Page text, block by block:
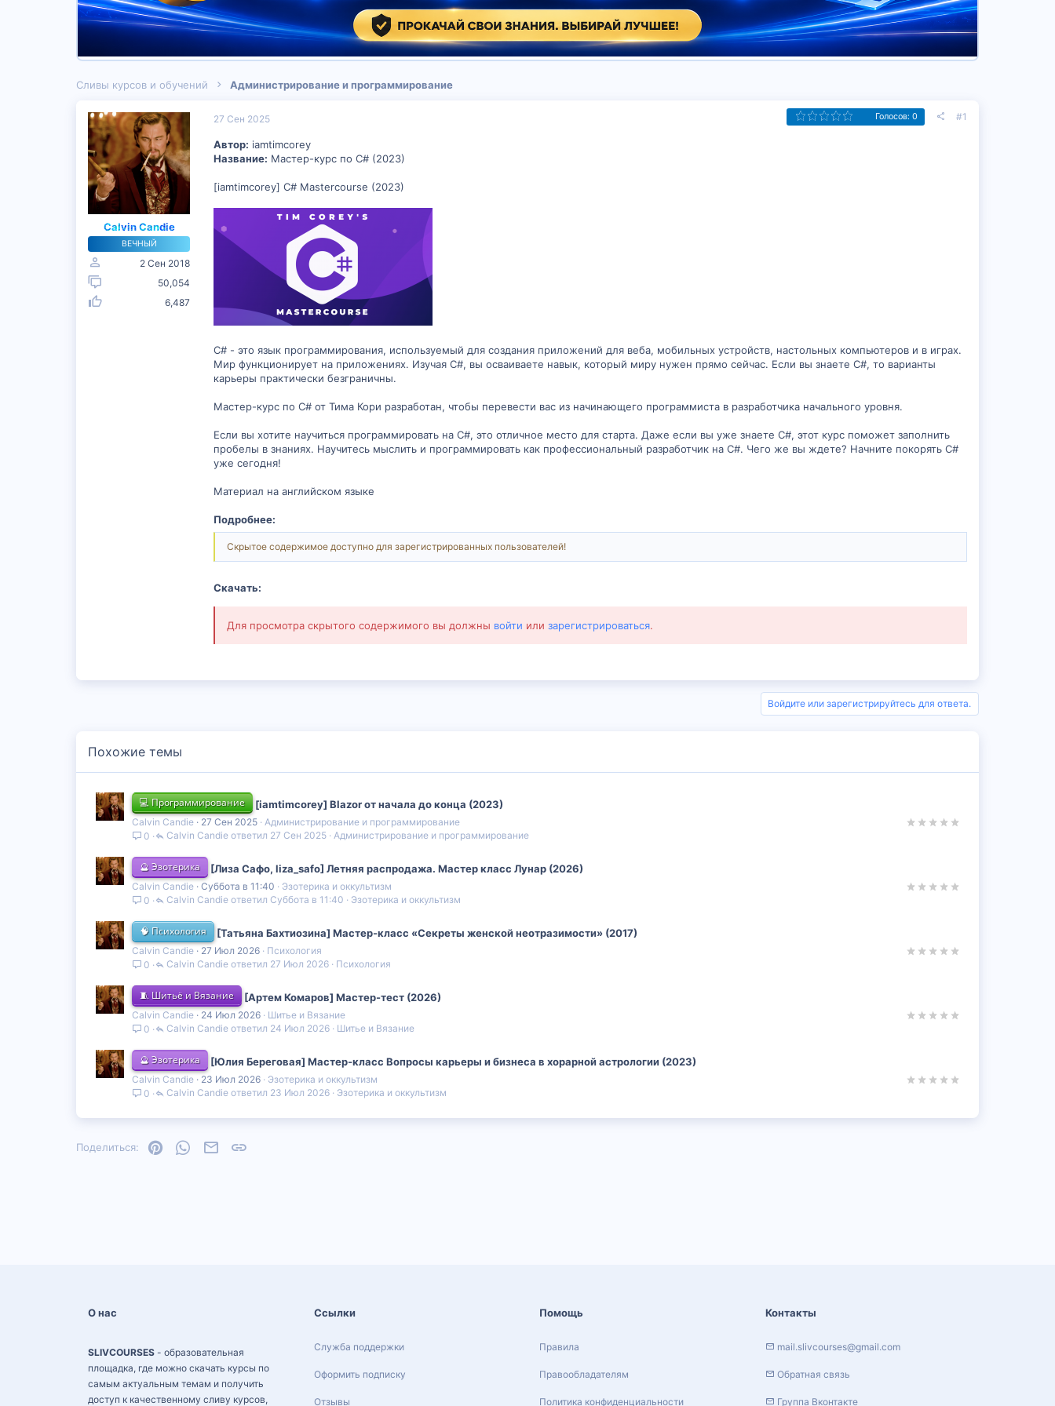
Сливы курсов и обучений Администрирование и программирование
Calvin Candie
ВЕЧНЫЙ
2 Сен 2018
50,054
6,487
27 Сен 2025 Голосов: 0 #1
Автор: iamtimcorey
Название: Мастер-курс по C# (2023)
[iamtimcorey] C# Mastercourse (2023)
C# - это язык программирования, используемый для создания приложений для веба, мобильных устройств, настольных компьютеров и в играх.
Мир функционирует на приложениях. Изучая C#, вы осваиваете навык, который миру нужен прямо сейчас. Если вы знаете C#, то варианты
карьеры практически безграничны.
Мастер-курс по C# от Тима Кори разработан, чтобы перевести вас из начинающего программиста в разработчика начального уровня.
Если вы хотите научиться программировать на C#, это отличное место для старта. Даже если вы уже знаете C#, этот курс поможет заполнить
пробелы в знаниях. Научитесь мыслить и программировать как профессиональный разработчик на C#. Чего же вы ждете? Начните покорять C#
уже сегодня!
Материал на английском языке
Подробнее:
Скрытое содержимое доступно для зарегистрированных пользователей!
Скачать:
Для просмотра скрытого содержимого вы должны войти или зарегистрироваться.
Войдите или зарегистрируйтесь для ответа.
Похожие темы
💻 Программирование [iamtimcorey] Blazor от начала до конца (2023)
Calvin Candie 27 Сен 2025 Администрирование и программирование
0
Администрирование и программирование
27 Сен 2025
Calvin Candie
🔮 Эзотерика [Лиза Сафо, liza_safo] Летняя распродажа. Мастер класс Лунар (2026)
Calvin Candie Суббота в 11:40
Эзотерика и оккультизм
0
Эзотерика и оккультизм
Суббота в 11:40
Calvin Candie
🧠 Психология [Татьяна Бахтиозина] Мастер-класс «Секреты женской неотразимости» (2017)
Calvin Candie 27 Июл 2026
Психология
0
Психология
27 Июл 2026
Calvin Candie
🧵 Шитьё и Вязание [Артем Комаров] Мастер-тест (2026)
Calvin Candie 24 Июл 2026
Шитье и Вязание
0
Шитье и Вязание
24 Июл 2026
Calvin Candie
🔮 Эзотерика [Юлия Береговая] Мастер-класс Вопросы карьеры и бизнеса в хорарной астрологии (2023)
Calvin Candie 23 Июл 2026
Эзотерика и оккультизм
0
Эзотерика и оккультизм
23 Июл 2026
Calvin Candie
Поделиться: PinterestWhatsAppЭлектронная почта
О нас
SLIVCOURSES - образовательная
площадка, где можно скачать курсы по
самым актуальным темам и получить
доступ к качественному сливу курсов,
Ссылки
Служба поддержки
Оформить подписку
Отзывы
Помощь
Правила
Правообладателям
Политика конфиденциальности
Контакты
mail.slivcourses@gmail.com
Обратная связь
Группа Вконтакте